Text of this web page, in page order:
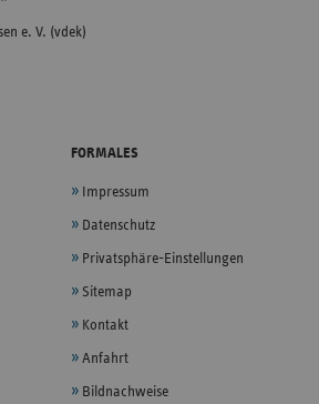
e. V. (vdek)
FORMALES
Impressum
Datenschutz
Privatsphäre-Einstellungen
Sitemap
Kontakt
Anfahrt
Bildnachweise